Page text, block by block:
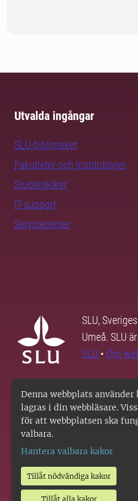
Denna webbplats använder
lagras i din webbläsare.
för att webbplatsen ska
valbara.
Hantera valbara kakor
Tillåt nödvändiga kakor
Tillåt alla kakor
Utvalda ingångar
SLU-biblioteket
Fakulteter och institutioner
Studentkårer
IT-support
Servicecenter
SLU,
Umeå. SLU
SLU • Om